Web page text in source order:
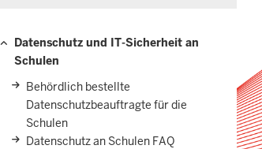
Hauptnavigation
Datenschutz und IT-Sicherheit an
Schulen
Behördlich bestellte
Datenschutzbeauftragte für die
Schulen
Datenschutz an Schulen FAQ